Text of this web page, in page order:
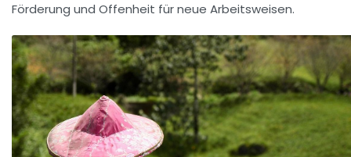
Förderung und Offenheit für neue Arbeitsweisen.